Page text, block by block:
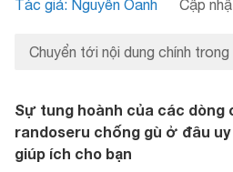
Tác giả: Nguyễn Oanh Cập
Chuyển tới nội dung chính trong
Sự tung hoành của các dòng
randoseru chống gù ở đâu
giúp ích cho bạn